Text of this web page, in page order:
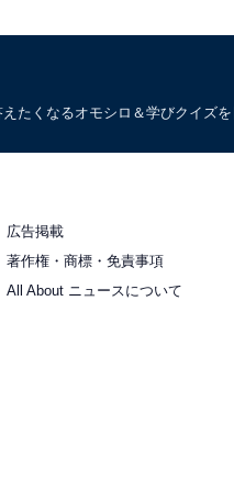
たくなるオモシロ＆学びクイズを
広告掲載
著作権・商標・免責事項
All About ニュースについて